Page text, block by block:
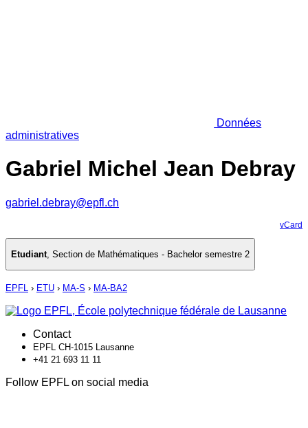
Données
administratives
Gabriel Michel Jean Debray
gabriel.debray@epfl.ch
vCard
Etudiant, Section de Mathématiques - Bachelor semestre 2
EPFL › ETU › MA-S › MA-BA2
Contact
EPFL CH-1015 Lausanne
+41 21 693 11 11
Follow EPFL on social media